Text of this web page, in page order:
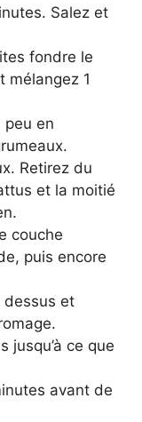
Salez et
fondre le
mélangez 1
peu en
Retirez du
et la moitié
couche
puis encore
dessus et
jusqu’à ce que
avant de